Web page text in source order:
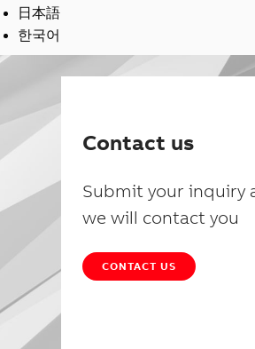
日本語
한국어
Contact us
Submit your inquiry
we will contact you
CONTACT US